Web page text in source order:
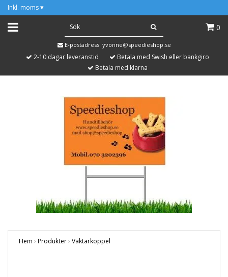
Inkl. moms ▾
0
E-postadress: yvonne@speedieshop.se
2-10 dagar leveranstid
Betala med Swish eller bankgiro
Betala med klarna
Hem › Produkter› Väktarkoppel